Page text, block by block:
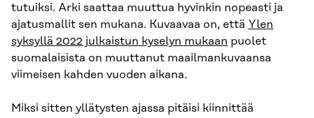
tutuiksi. Arki saattaa muuttua hyvinkin nopeasti ja
ajatusmallit sen mukana. Kuvaavaa on, että Ylen
syksyllä 2022 julkaistun kyselyn mukaan puolet
suomalaisista on muuttanut maailmankuvaansa
viimeisen kahden vuoden aikana.
Miksi sitten yllätysten ajassa pitäisi kiinnittää